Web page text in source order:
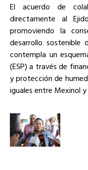
El acuerdo de
directamente al
promoviendo la
desarrollo sostenible
contempla un
(ESP) a través de
y protección de
iguales entre Mexinol y